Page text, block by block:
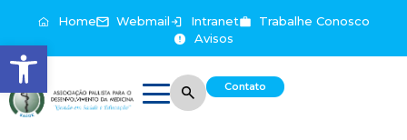
Abrir a barra de ferramentas
Home Webmail Intranet
Trabalhe Conosco
Avisos
Contato